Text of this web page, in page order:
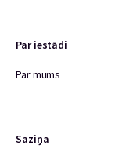
Par iestādi
Par mums
Saziņa